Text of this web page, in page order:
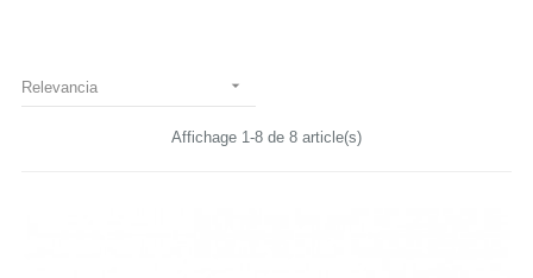
Relevancia 
Affichage 1-8 de 8 article(s)